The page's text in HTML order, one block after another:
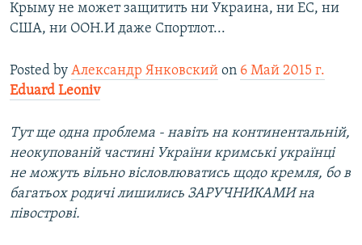
Крыму не может защитить ни Украина, ни ЕС, ни
США, ни ООН.И даже Спортлот...
Posted by Александр Янковский on 6 Май 2015 г.
Eduard Leoniv
Тут ще одна проблема - навіть на континентальній,
неокупованій частині України кримські українці
не можуть вільно вісловлюватись щодо кремля, бо в
багатьох родичі лишились ЗАРУЧНИКАМИ на
півострові.